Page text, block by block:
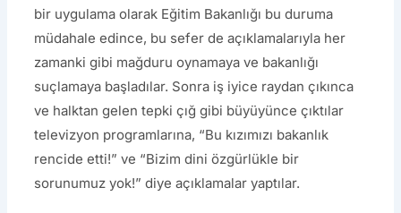
bir uygulama olarak Eğitim Bakanlığı bu duruma
müdahale edince, bu sefer de açıklamalarıyla her
zamanki gibi mağduru oynamaya ve bakanlığı
suçlamaya başladılar. Sonra iş iyice raydan çıkınca
ve halktan gelen tepki çığ gibi büyüyünce çıktılar
televizyon programlarına, “Bu kızımızı bakanlık
rencide etti!” ve “Bizim dini özgürlükle bir
sorunumuz yok!” diye açıklamalar yaptılar.